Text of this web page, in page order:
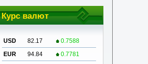
Курс валют
USD 82.17
0.7588
EUR
94.84 0.7781